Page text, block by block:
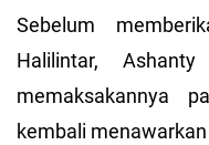
Sebelum
Halilintar,
memaksakannya
kembali